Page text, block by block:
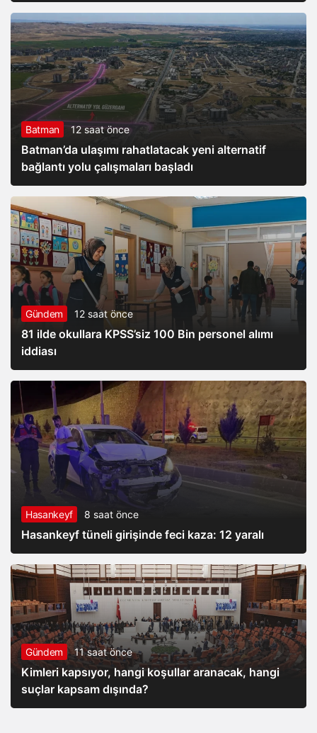
Batman 12 saat önce
Batman’da ulaşımı rahatlatacak yeni alternatif
bağlantı yolu çalışmaları başladı
Gündem 12 saat önce
81 ilde okullara KPSS’siz 100 Bin personel alımı
iddiası
Hasankeyf 8 saat önce
Hasankeyf tüneli girişinde feci kaza: 12 yaralı
Gündem 11 saat önce
Kimleri kapsıyor, hangi koşullar aranacak, hangi
suçlar kapsam dışında?